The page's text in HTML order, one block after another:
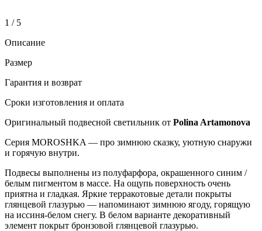
1 / 5
Описание
Размер
Гарантия и возврат
Сроки изготовления и оплата
Оригинальный подвесной светильник от Polina Artamonova
Серия MOROSHKA — про зимнюю сказку, уютную снаружи
и горячую внутри.
Подвесы выполнены из полуфарфора, окрашенного синим /
белым пигментом в массе. На ощупь поверхность очень
приятна и гладкая. Яркие терракотовые детали покрыты
глянцевой глазурью — напоминают зимнюю ягоду, горящую
на иссиня-белом снегу. В белом варианте декоративный
элемент покрыт бронзовой глянцевой глазурью.